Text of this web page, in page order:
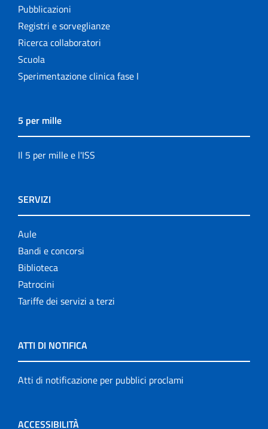
Pubblicazioni
Registri e sorveglianze
Ricerca collaboratori
Scuola
Sperimentazione clinica fase I
5 per mille
Il 5 per mille e l'ISS
SERVIZI
Aule
Bandi e concorsi
Biblioteca
Patrocini
Tariffe dei servizi a terzi
ATTI DI NOTIFICA
Atti di notificazione per pubblici proclami
ACCESSIBILITÀ